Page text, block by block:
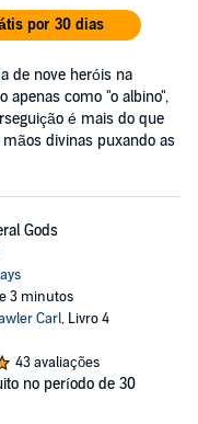
por 30 dias
de nove heróis na
apenas como "o albino",
é mais do que
divinas puxando as
Gods
3 minutos
Carl, Livro 4
43 avaliações
no período de 30